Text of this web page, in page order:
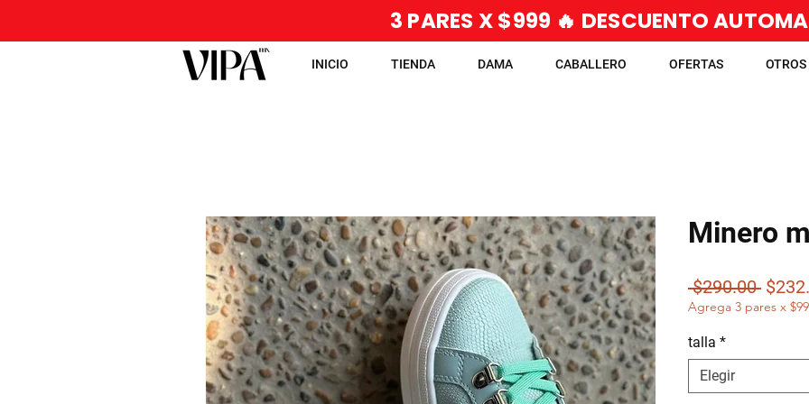
3 PARES X $999 🔥 DESCUENTO
INICIO TIENDA DAMA CABALLERO OFERTAS OTROS
Minero
$290.00
Agrega 3 pares x
talla *
Elegir